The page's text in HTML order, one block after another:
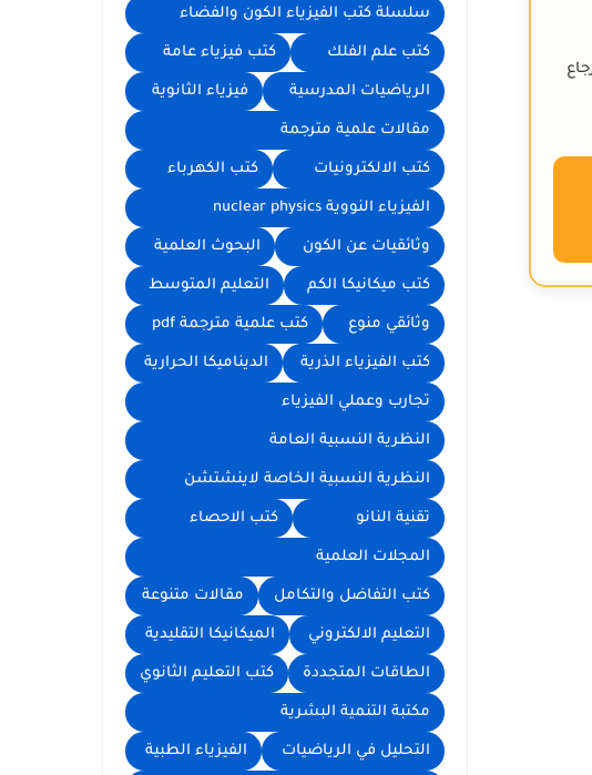
سلسلة كتب الفيزياء الكون والفضاء
كتب علم الفلك كتب فيزياء عامة
الرياضيات المدرسية فيزياء الثانوية
مقالات علمية مترجمة
كتب الالكترونيات كتب الكهرباء
الفيزياء النووية nuclear physics
وثائقيات عن الكون البحوث العلمية
كتب ميكانيكا الكم التعليم المتوسط
وثائقي منوع كتب علمية مترجمة pdf
كتب الفيزياء الذرية الديناميكا الحرارية
تجارب وعملي الفيزياء
النظرية النسبية العامة
النظرية النسبية الخاصة لاينشتشن
تقنية النانو كتب الاحصاء
المجلات العلمية
كتب التفاضل والتكامل مقالات متنوعة
التعليم الالكتروني الميكانيكا التقليدية
الطاقات المتجددة كتب التعليم الثانوي
مكتبة التنمية البشرية
التحليل في الرياضيات الفيزياء الطبية